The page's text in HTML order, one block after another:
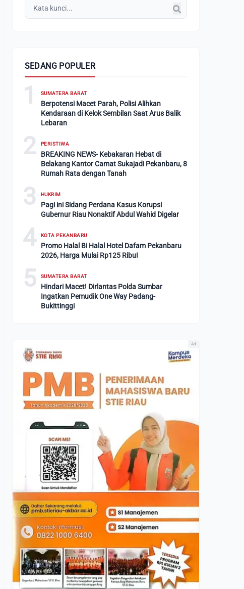
SEDANG POPULER
1 SUMATERA BARAT
Berpotensi Macet Parah, Polisi Alihkan
Kendaraan di Kelok Sembilan Saat Arus Balik
Lebaran
2 PERISTIWA
BREAKING NEWS- Kebakaran Hebat di
Belakang Kantor Camat Sukajadi Pekanbaru, 8
Rumah Rata dengan Tanah
3 HUKRIM
Pagi ini Sidang Perdana Kasus Korupsi
Gubernur Riau Nonaktif Abdul Wahid Digelar
4 KOTA PEKANBARU
Promo Halal Bi Halal Hotel Dafam Pekanbaru
2026, Harga Mulai Rp125 Ribu!
5 SUMATERA BARAT
Hindari Macet! Dirlantas Polda Sumbar
Ingatkan Pemudik One Way Padang-
Bukittinggi
Ad